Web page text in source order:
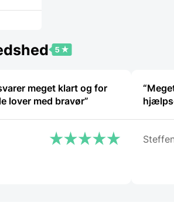
vare
Mulighederne
varesiden
meget klart og for
lover med bravør”